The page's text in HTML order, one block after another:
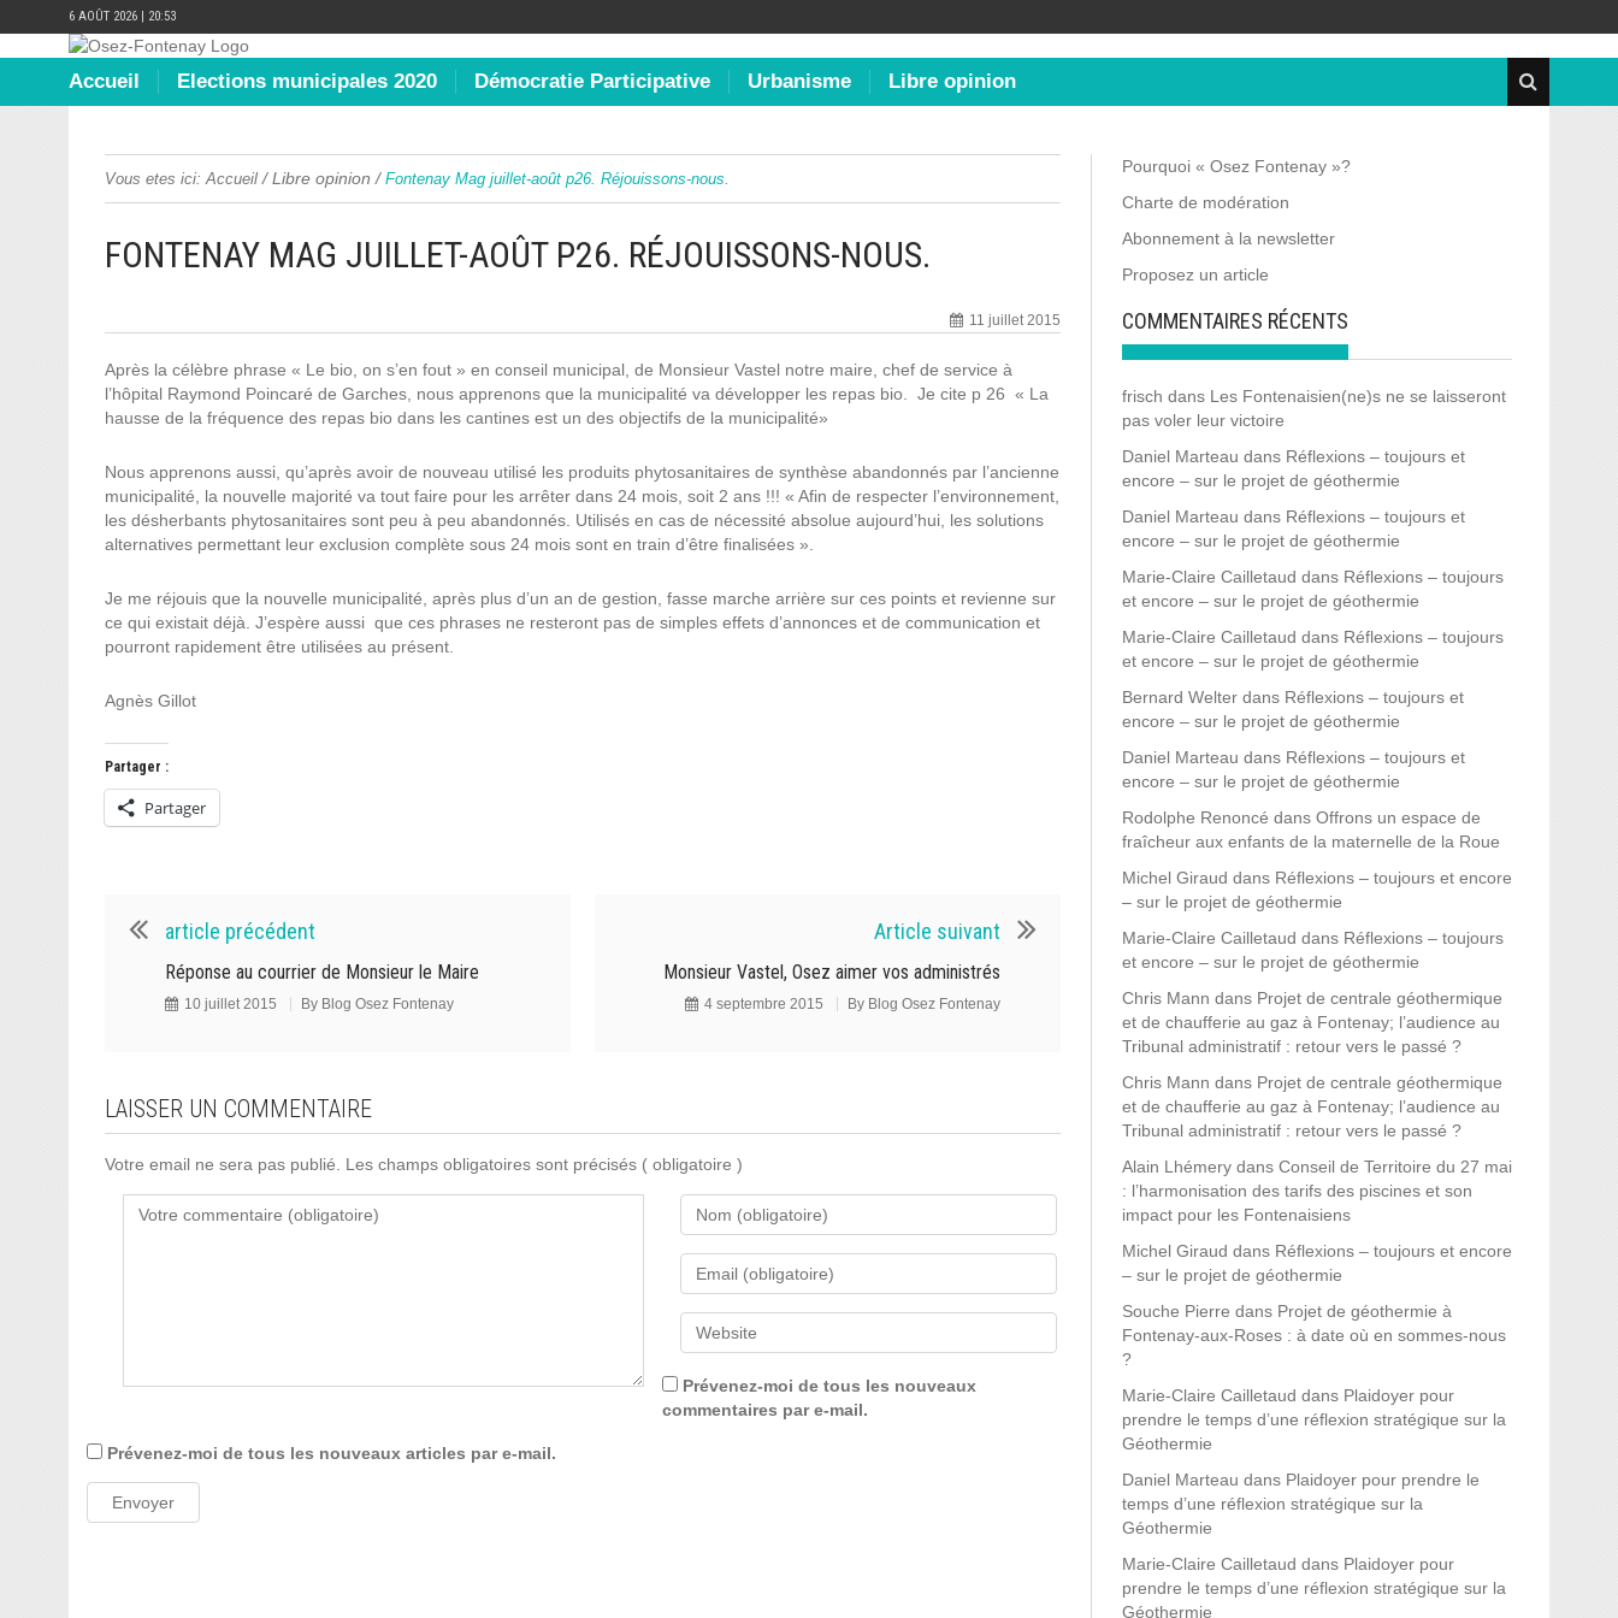
6 AOÛT 2026 | 20:53
Accueil Elections municipales 2020 Démocratie Participative Urbanisme Libre opinion
Vous etes ici: Accueil /Libre opinion / Fontenay Mag juillet-août p26. Réjouissons-nous.
FONTENAY MAG JUILLET-AOÛT P26. RÉJOUISSONS-NOUS.
11 juillet 2015
Après la célèbre phrase « Le bio, on s’en fout » en conseil municipal, de Monsieur Vastel notre maire, chef de service à
l’hôpital Raymond Poincaré de Garches, nous apprenons que la municipalité va développer les repas bio. Je cite p 26 « La
hausse de la fréquence des repas bio dans les cantines est un des objectifs de la municipalité»
Nous apprenons aussi, qu’après avoir de nouveau utilisé les produits phytosanitaires de synthèse abandonnés par l’ancienne
municipalité, la nouvelle majorité va tout faire pour les arrêter dans 24 mois, soit 2 ans !!! « Afin de respecter l’environnement,
les désherbants phytosanitaires sont peu à peu abandonnés. Utilisés en cas de nécessité absolue aujourd’hui, les solutions
alternatives permettant leur exclusion complète sous 24 mois sont en train d’être finalisées ».
Je me réjouis que la nouvelle municipalité, après plus d’un an de gestion, fasse marche arrière sur ces points et revienne sur
ce qui existait déjà. J’espère aussi que ces phrases ne resteront pas de simples effets d’annonces et de communication et
pourront rapidement être utilisées au présent.
Agnès Gillot
Partager :
Partager
article précédent
Réponse au courrier de Monsieur le Maire
10 juillet 2015 By Blog Osez Fontenay
Article suivant
Monsieur Vastel, Osez aimer vos administrés
4 septembre 2015 By Blog Osez Fontenay
LAISSER UN COMMENTAIRE
Votre email ne sera pas publié. Les champs obligatoires sont précisés ( obligatoire )
Prévenez-moi de tous les nouveaux
commentaires par e-mail.
Prévenez-moi de tous les nouveaux articles par e-mail.
Pourquoi « Osez Fontenay »?
Charte de modération
Abonnement à la newsletter
Proposez un article
COMMENTAIRES RÉCENTS
frisch dans Les Fontenaisien(ne)s ne se laisseront
pas voler leur victoire
Daniel Marteau dans Réflexions – toujours et
encore – sur le projet de géothermie
Daniel Marteau dans Réflexions – toujours et
encore – sur le projet de géothermie
Marie-Claire Cailletaud dans Réflexions – toujours
et encore – sur le projet de géothermie
Marie-Claire Cailletaud dans Réflexions – toujours
et encore – sur le projet de géothermie
Bernard Welter dans Réflexions – toujours et
encore – sur le projet de géothermie
Daniel Marteau dans Réflexions – toujours et
encore – sur le projet de géothermie
Rodolphe Renoncé dans Offrons un espace de
fraîcheur aux enfants de la maternelle de la Roue
Michel Giraud dans Réflexions – toujours et encore
– sur le projet de géothermie
Marie-Claire Cailletaud dans Réflexions – toujours
et encore – sur le projet de géothermie
Chris Mann dans Projet de centrale géothermique
et de chaufferie au gaz à Fontenay; l’audience au
Tribunal administratif : retour vers le passé ?
Chris Mann dans Projet de centrale géothermique
et de chaufferie au gaz à Fontenay; l’audience au
Tribunal administratif : retour vers le passé ?
Alain Lhémery dans Conseil de Territoire du 27 mai
: l’harmonisation des tarifs des piscines et son
impact pour les Fontenaisiens
Michel Giraud dans Réflexions – toujours et encore
– sur le projet de géothermie
Souche Pierre dans Projet de géothermie à
Fontenay-aux-Roses : à date où en sommes-nous
?
Marie-Claire Cailletaud dans Plaidoyer pour
prendre le temps d’une réflexion stratégique sur la
Géothermie
Daniel Marteau dans Plaidoyer pour prendre le
temps d’une réflexion stratégique sur la
Géothermie
Marie-Claire Cailletaud dans Plaidoyer pour
prendre le temps d’une réflexion stratégique sur la
Géothermie